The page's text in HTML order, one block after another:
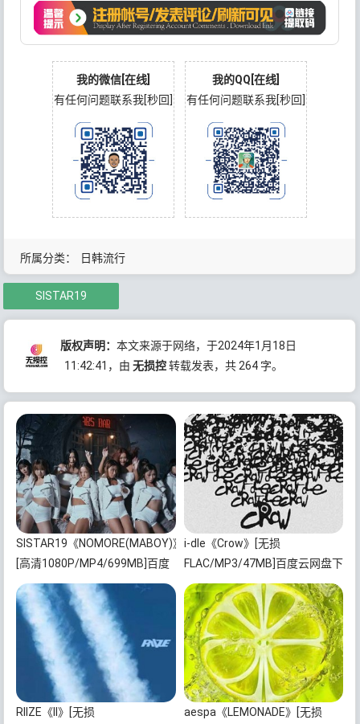
所属分类： 日韩流行
我的微信[在线]
有任何问题联系我[秒回]
我的QQ[在线]
有任何问题联系我[秒回]
SISTAR19
版权声明：本文来源于网络，于2024年1月18日
11:42:41 ，由无损控转载发表，共 264 字。
SISTAR19《NOMORE(MABOY)》
[高清1080P/MP4/699MB]百度
云网盘下载
i-dle《Crow》[无损
FLAC/MP3/47MB]百度云网盘下
载
RIIZE《II》[无损 aespa《LEMONADE》[无损